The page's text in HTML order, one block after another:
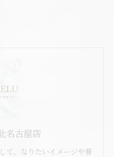
名古屋店
て、なりたいイメージや普